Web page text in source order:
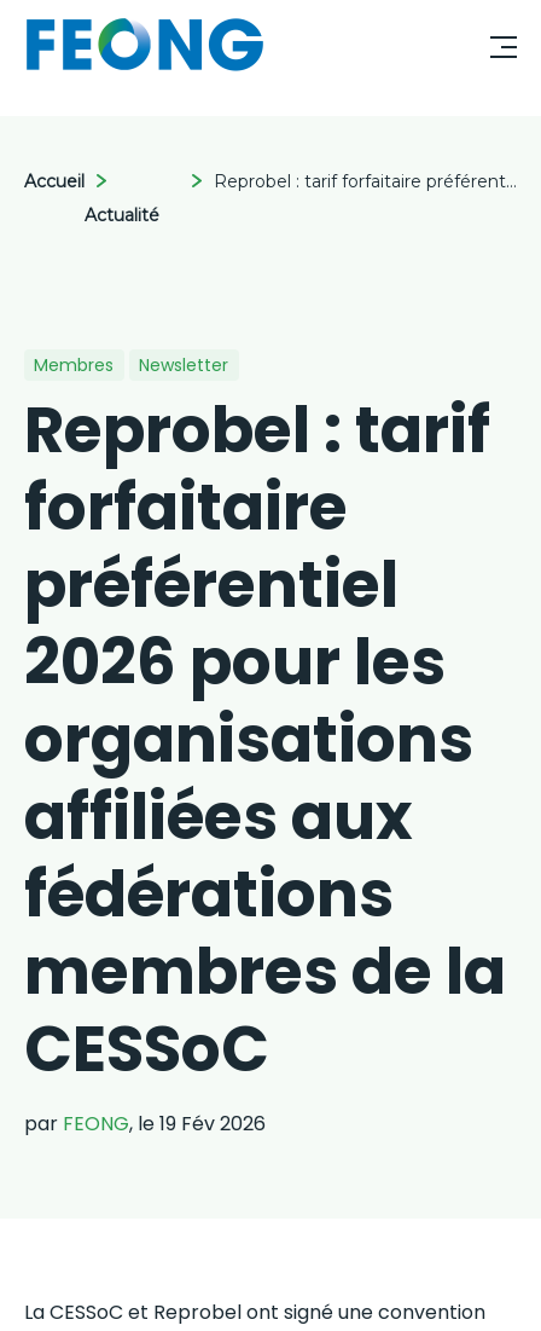
Accueil
Actualité
Reprobel : tarif forfaitaire préférentiel 2026 pour les organisations affiliées aux fédérations membres de la CESSoC
Membres Newsletter
Reprobel : tarif
forfaitaire
préférentiel
2026 pour les
organisations
affiliées aux
fédérations
membres de la
CESSoC
par FEONG, le 19 Fév 2026
La CESSoC et Reprobel ont signé une convention